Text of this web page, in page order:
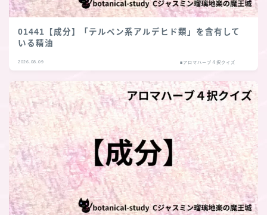
01441【成分】「テルペン系アルデヒド類」を含有して
いる精油
2026.08.09 ■アロマハーブ４択クイズ